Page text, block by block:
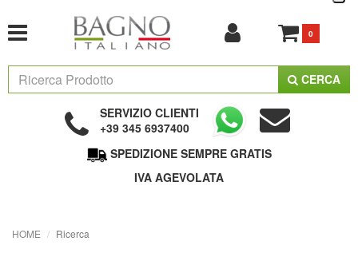
0
CERCA
SERVIZIO CLIENTI
+39 345 6937400
SPEDIZIONE SEMPRE GRATIS
IVA AGEVOLATA
HOME Ricerca